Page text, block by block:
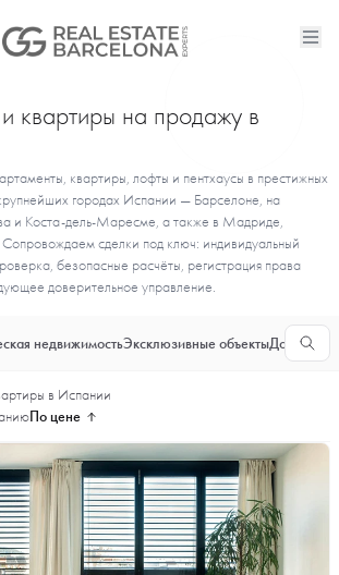
квартиры на продажу в
квартиры, лофты и пентхаусы в престижных
городах Испании — Барселоне, на
и Коста-дель-Маресме, а также в Мадриде,
сделки под ключ: индивидуальный
безопасные расчёты, регистрация права
доверительное управление.
недвижимостьЭксклюзивные объекты
в Испании
По цене